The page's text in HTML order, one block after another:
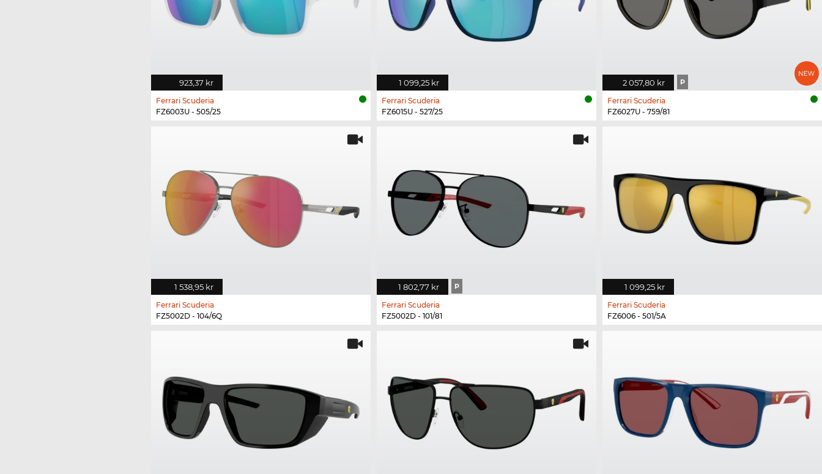
923,37 kr
Ferrari Scuderia
FZ6003U - 505/25
1 099,25 kr
Ferrari Scuderia
FZ6015U - 527/25
2 057,80 kr P
Ferrari Scuderia
FZ6027U - 759/81
1 538,95 kr
Ferrari Scuderia
FZ5002D - 104/6Q
1 802,77 kr P
Ferrari Scuderia
FZ5002D - 101/81
1 099,25 kr
Ferrari Scuderia
FZ6006 - 501/5A